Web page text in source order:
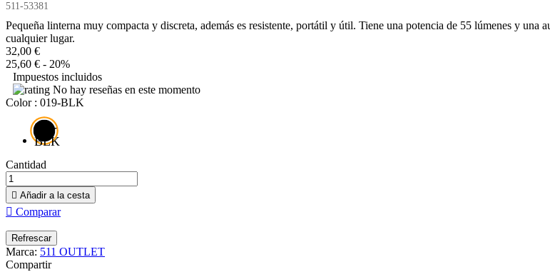
511-53381
Pequeña linterna muy compacta y discreta, además es resistente, portátil y útil. Tiene una potencia de 55 lúmenes y
cualquier lugar.
32,00 €
25,60 € - 20%
Impuestos incluidos
No hay reseñas en este momento
Color : 019-BLK
019-
BLK
Cantidad
 Añadir a la cesta
 Comparar
Marca: 511 OUTLET
Compartir